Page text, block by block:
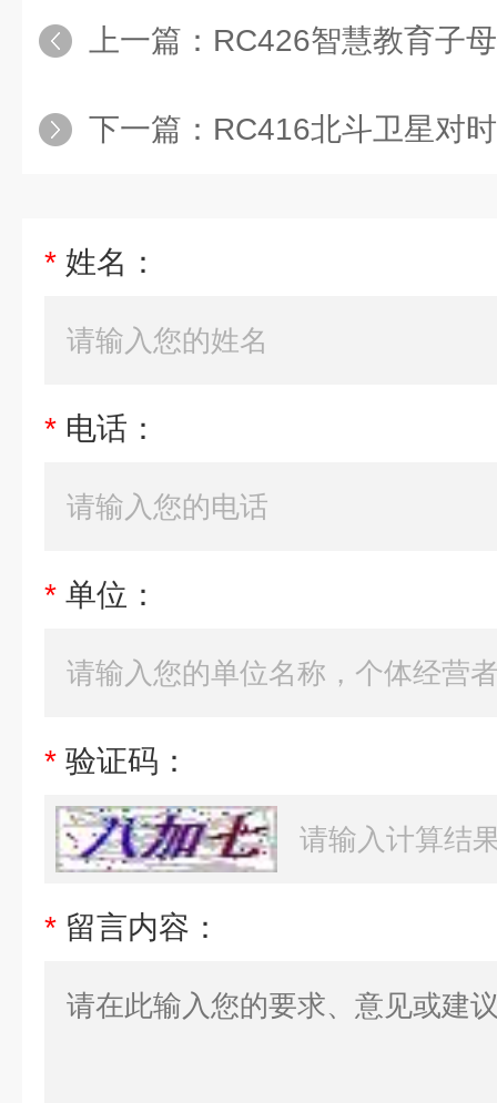
上一篇： RC426智慧教育子
下一篇： RC416北斗卫星对
* 姓名：
* 电话：
* 单位：
* 验证码：
* 留言内容：